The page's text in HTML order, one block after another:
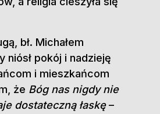
bł. Michałem
niósł pokój i nadzieję
i mieszkańcom
że Bóg nas nigdy nie
dostateczną łaskę–